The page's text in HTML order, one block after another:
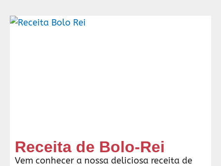
Receita de Bolo-Rei
Vem conhecer a nossa deliciosa receita de